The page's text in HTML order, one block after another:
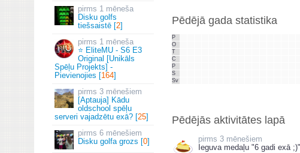
1 mēneša
Disku golfs
tiešsaistē [2]
1 mēneša
⭐ EliteMU - S6 E3
Original [Unikāls
Spēļu Projekts] -
Pievienojies [164]
3 mēnešiem
[Aptauja] Kādu
oldschool spēļu
serveri vajadzētu exā? [25]
6 mēnešiem
Disku golfa grozs [0]
Pēdējā gada statistika
P
O
T
C
P
S
Sv
Pēdējās aktivitātes lapā
3 mēnešiem
Ieguva medaļu "6 gadi exā ;)"